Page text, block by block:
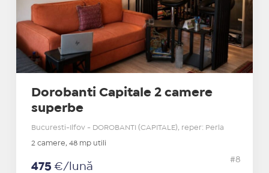
Dorobanti Capitale 2 camere
superbe
Bucuresti-Ilfov - DOROBANTI (CAPITALE), reper: Perla
2 camere, 48 mp utili
475 €/lună
#8